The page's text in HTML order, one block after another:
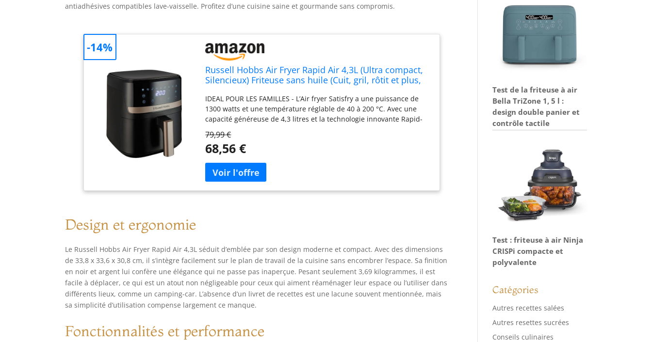
antiadhésives compatibles lave-vaisselle. Profitez d’une cuisine saine et gourmande sans compromis.
Russell Hobbs Air Fryer Rapid Air 4,3L (Ultra compact,
Silencieux) Friteuse sans huile (Cuit, gril, rôtit et plus,
antiadhésives, lave-vaisselle) 27610-56
IDEAL POUR LES FAMILLES - L’Air fryer Satisfry a une puissance de
1300 watts et une température réglable de 40 à 200 °C. Avec une
capacité généreuse de 4,3 litres et la technologie innovante Rapid-
jusqu'à 57 % d'énergie*. (*Comparé à un four conventionnel.)
CUISSON POLYVALENTE - Cet air fryer avec sa technologie Rapid Air
simplicité. Il suffit d'appuyer sur un bouton pour obtenir une
cuisson parfaite des frites, du steak, du poisson, des légumes, de la
pizza, du poulet, des friandises, des snacks et des plats à réchauffer.
retourner ou remuer les aliments afin de garantir une cuisson
homogène. L'arrêt automatique garantit la sécurité en éteignant la
friteuse après la cuisson ou lorsque le panier est retiré. LAVE-
VAISSELLE - Grâce au revêtement antiadhésif durable et facile à
nettoyer, la plaque croustillante et le panier revêtus de céramique
se nettoient facilement au lave-vaisselle ou à la main. Toutes les
pièces sont exemptes de BPA.
79,99 €
68,56 €
-14%
Design et ergonomie
Le Russell Hobbs Air Fryer Rapid Air 4,3L séduit d’emblée par son design moderne et compact. Avec des dimensions
de 33,8 x 33,6 x 30,8 cm, il s’intègre facilement sur le plan de travail de la cuisine sans encombrer l’espace. Sa finition
en noir et argent lui confère une élégance qui ne passe pas inaperçue. Pesant seulement 3,69 kilogrammes, il est
facile à déplacer, ce qui est un atout non négligeable pour ceux qui aiment réaménager leur espace ou l’utiliser dans
différents lieux, comme un camping-car. L’absence d’un livret de recettes est une lacune souvent mentionnée, mais
sa simplicité d’utilisation compense largement ce manque.
Fonctionnalités et performance
Test de la friteuse à air
Bella TriZone 1, 5 l :
design double panier et
contrôle tactile
Test : friteuse à air Ninja
CRISPi compacte et
polyvalente
Catégories
Autres recettes salées
Autres resettes sucrées
Conseils culinaires